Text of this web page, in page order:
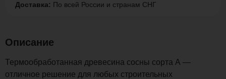
Доставка: По всей России и странам СНГ
Описание
Термообработанная древесина сосны сорта А —
отличное решение для любых строительных